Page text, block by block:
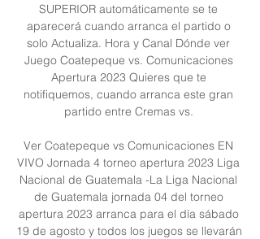
SUPERIOR automáticamente se te
aparecerá cuando arranca el partido o
solo Actualiza. Hora y Canal Dónde ver
Juego Coatepeque vs. Comunicaciones
Apertura 2023 Quieres que te
notifiquemos, cuando arranca este gran
partido entre Cremas vs.
Ver Coatepeque vs Comunicaciones EN
VIVO Jornada 4 torneo apertura 2023 Liga
Nacional de Guatemala -La Liga Nacional
de Guatemala jornada 04 del torneo
apertura 2023 arranca para el día sábado
19 de agosto y todos los juegos se llevarán